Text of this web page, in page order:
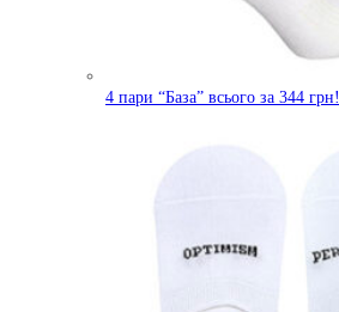
4 пари “База” всього за 344 грн!